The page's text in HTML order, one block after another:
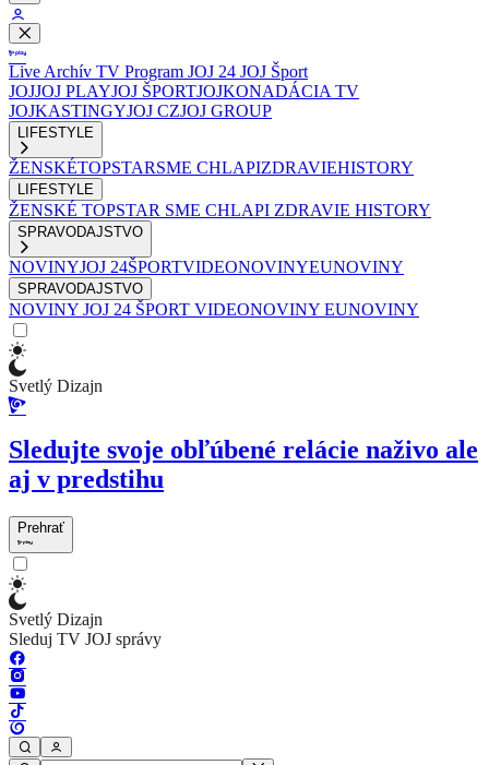
Live Archív TV Program JOJ 24 JOJ Šport
JOJJOJ PLAYJOJ ŠPORTJOJKONADÁCIA TV
JOJKASTINGYJOJ CZJOJ GROUP
LIFESTYLE
ŽENSKÉTOPSTARSME CHLAPIZDRAVIEHISTORY
LIFESTYLE
ŽENSKÉ TOPSTAR SME CHLAPI ZDRAVIE HISTORY
SPRAVODAJSTVO
NOVINYJOJ 24ŠPORTVIDEONOVINYEUNOVINY
SPRAVODAJSTVO
NOVINY JOJ 24 ŠPORT VIDEONOVINY EUNOVINY
Svetlý Dizajn
Sledujte svoje obľúbené relácie naživo ale
aj v predstihu
Prehrať
Svetlý Dizajn
Sleduj TV JOJ správy